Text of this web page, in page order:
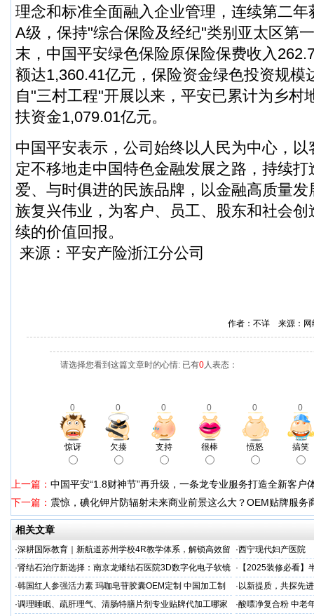
理念和标准全面融入企业管理，连续第二
A级，保持"综合保险及经纪"类别亚太区第
末，中国平安绿色保险原保险保费收入
额达1,360.41亿元，保险资金绿色投资规模
自"三村工程"开展以来，平安已累计为乡村
扶资金1,079.01亿元。
中国平安表示，公司始终以人民为中心，
定不移地走中国特色金融发展之路，持续
爱、与时俱进的民族品牌，以金融高质量
族复兴伟业，为客户、员工、股东和社会
续的价值回报。
来源：平安产险浙江分公司
作者：不详 来源：
请选择您看到这篇文章时的心情: 已有0人表态：
0 0 0 0 0 0
惊讶 欠揍 支持 很棒 愤怒 搞笑
上一篇： 中国平安“1.8财神节”再升级，一条龙专业服务打造全新客户
下一篇： 震惊，碘化钾片防辐射未来商业前景这么大？OEM贴牌服务
相关文章
·深耕国际教育｜新航道苏州学校4R教学体系，解锁高效留
学备考之路
·西宁现代妇产医院
·肾结石治疗新选择：南京龙蟠结石医院3D数字化电子软镜
保肾取石术
· 【2025装修必看
你省下3万冤枉钱！
·韩国红人参强活力素 玛咖皂苷胶囊OEM定制 中国加工制
造商
· 以新提质，共探先
·调理睡眠、疏肝理气、清肠特膳片剂专业贴牌代加工哪家
·酸嘌净复合粉 中老